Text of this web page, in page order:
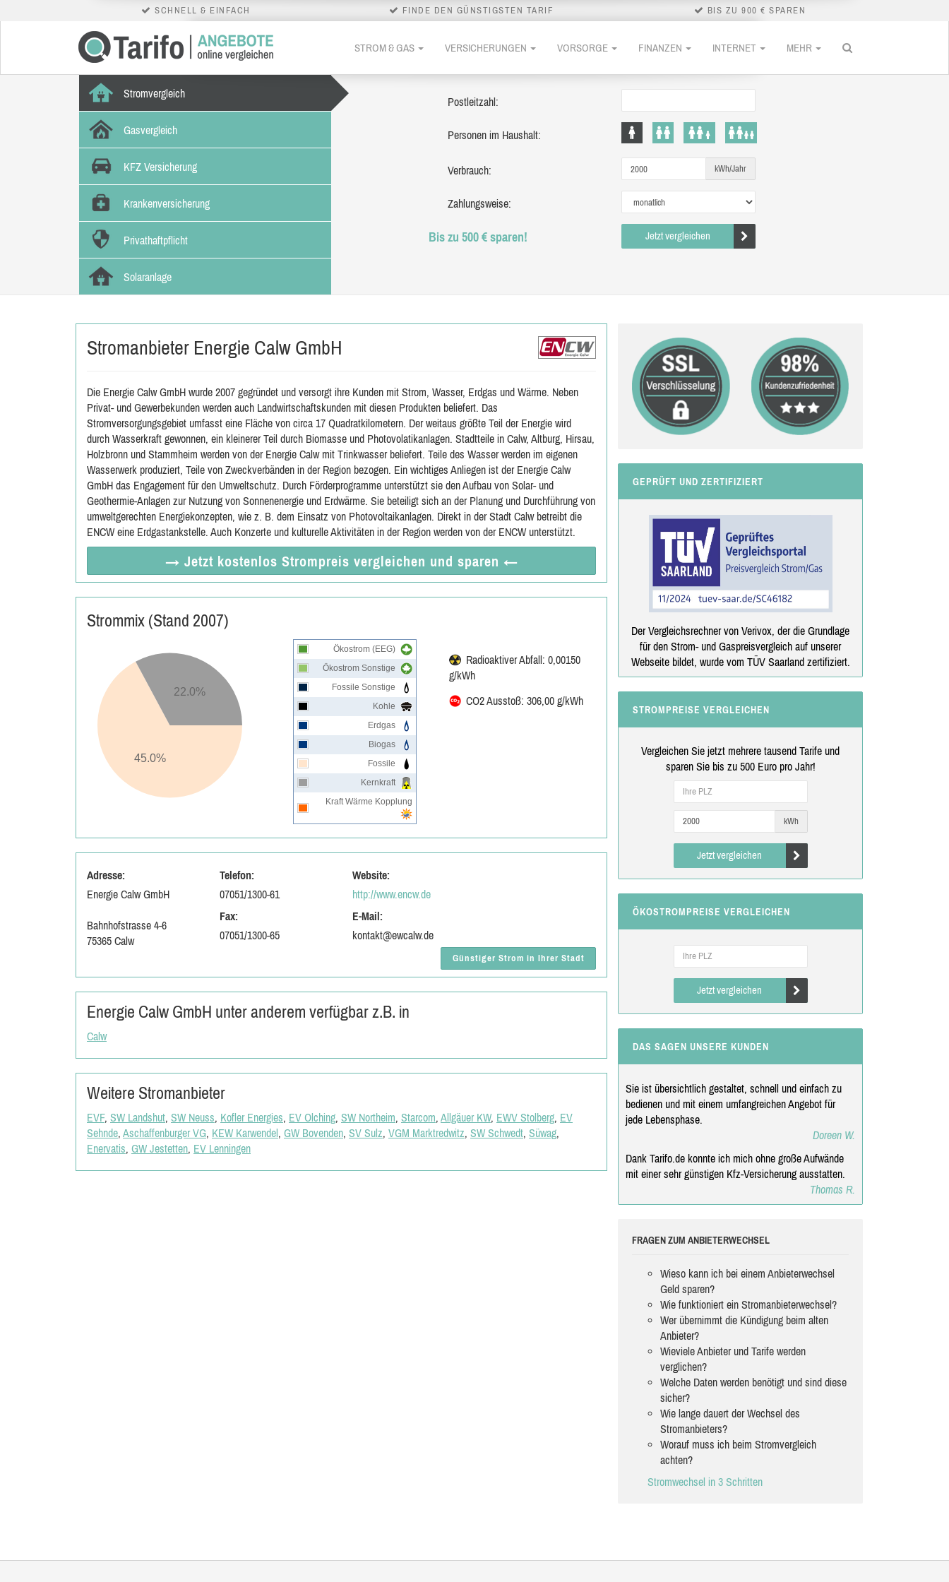
SCHNELL & EINFACH FINDE DEN GÜNSTIGSTEN TARIF BIS ZU 900 € SPAREN
STROM & GAS VERSICHERUNGEN VORSORGE FINANZEN INTERNET MEHR
Stromvergleich
Gasvergleich
KFZ Versicherung
Krankenversicherung
Privathaftpflicht
Solaranlage
Postleitzahl:
Personen im Haushalt:
Verbrauch: kWh/Jahr
Zahlungsweise:
Bis zu 500 € sparen! Jetzt vergleichen
Stromanbieter Energie Calw GmbH
Die Energie Calw GmbH wurde 2007 gegründet und versorgt ihre Kunden mit Strom, Wasser, Erdgas und Wärme. Neben
Privat- und Gewerbekunden werden auch Landwirtschaftskunden mit diesen Produkten beliefert. Das
Stromversorgungsgebiet umfasst eine Fläche von circa 17 Quadratkilometern. Der weitaus größte Teil der Energie wird
durch Wasserkraft gewonnen, ein kleinerer Teil durch Biomasse und Photovolatikanlagen. Stadtteile in Calw, Altburg, Hirsau,
Holzbronn und Stammheim werden von der Energie Calw mit Trinkwasser beliefert. Teile des Wasser werden im eigenen
Wasserwerk produziert, Teile von Zweckverbänden in der Region bezogen. Ein wichtiges Anliegen ist der Energie Calw
GmbH das Engagement für den Umweltschutz. Durch Förderprogramme unterstützt sie den Aufbau von Solar- und
Geothermie-Anlagen zur Nutzung von Sonnenenergie und Erdwärme. Sie beteiligt sich an der Planung und Durchführung von
umweltgerechten Energiekonzepten, wie z. B. dem Einsatz von Photovoltaikanlagen. Direkt in der Stadt Calw betreibt die
ENCW eine Erdgastankstelle. Auch Konzerte und kulturelle Aktivitäten in der Region werden von der ENCW unterstützt.
→ Jetzt kostenlos Strompreis vergleichen und sparen ←
Strommix (Stand 2007)
Ökostrom (EEG)
Ökostrom Sonstige
Fossile Sonstige
Kohle
Erdgas
Biogas
Fossile
Kernkraft
Kraft Wärme Kopplung
45.0%
22.0%
Radioaktiver Abfall: 0,00150
g/kWh
CO2 Ausstoß: 306,00 g/kWh
Adresse:
Energie Calw GmbH
Bahnhofstrasse 4-6
75365 Calw
Telefon:
07051/1300-61
Fax:
07051/1300-65
Website:
http://www.encw.de
E-Mail:
kontakt@ewcalw.de
Günstiger Strom in Ihrer Stadt
Energie Calw GmbH unter anderem verfügbar z.B. in
Calw
Weitere Stromanbieter
EVF, SW Landshut, SW Neuss, Kofler Energies, EV Olching, SW Northeim, Starcom, Allgäuer KW, EWV Stolberg, EV
Sehnde, Aschaffenburger VG, KEW Karwendel, GW Bovenden, SV Sulz, VGM Marktredwitz, SW Schwedt, Süwag,
Enervatis, GW Jestetten, EV Lenningen
GEPRÜFT UND ZERTIFIZIERT
Der Vergleichsrechner von Verivox, der die Grundlage
für den Strom- und Gaspreisvergleich auf unserer
Webseite bildet, wurde vom TÜV Saarland zertifiziert.
STROMPREISE VERGLEICHEN
Vergleichen Sie jetzt mehrere tausend Tarife und
sparen Sie bis zu 500 Euro pro Jahr!
kWh
Jetzt vergleichen
ÖKOSTROMPREISE VERGLEICHEN
Jetzt vergleichen
DAS SAGEN UNSERE KUNDEN
Sie ist übersichtlich gestaltet, schnell und einfach zu
bedienen und mit einem umfangreichen Angebot für
jede Lebensphase.
Doreen W.
Dank Tarifo.de konnte ich mich ohne große Aufwände
mit einer sehr günstigen Kfz-Versicherung ausstatten.
Thomas R.
FRAGEN ZUM ANBIETERWECHSEL
Wieso kann ich bei einem Anbieterwechsel
Geld sparen?
Wie funktioniert ein Stromanbieterwechsel?
Wer übernimmt die Kündigung beim alten
Anbieter?
Wieviele Anbieter und Tarife werden
verglichen?
Welche Daten werden benötigt und sind diese
sicher?
Wie lange dauert der Wechsel des
Stromanbieters?
Worauf muss ich beim Stromvergleich
achten?
Stromwechsel in 3 Schritten